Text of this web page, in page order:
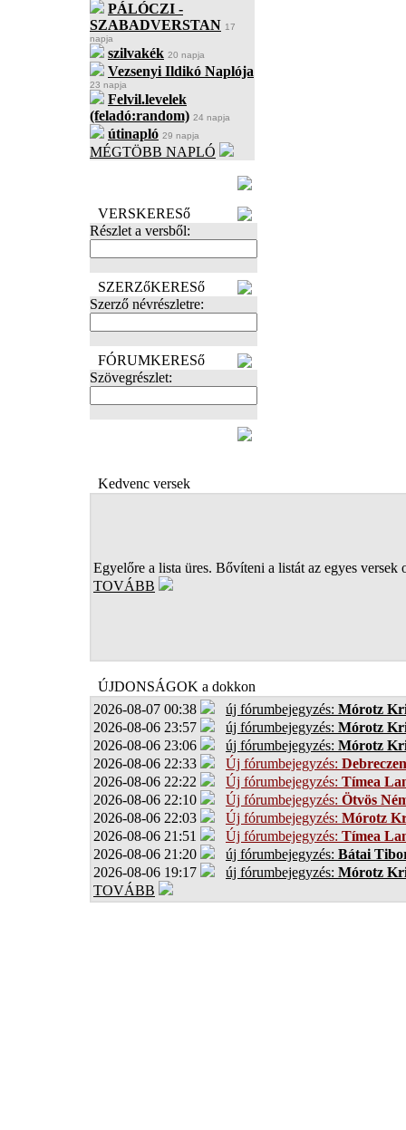
PÁLÓCZI -
SZABADVERSTAN 17
napja
szilvakék 20 napja
Vezsenyi Ildikó Naplója
23 napja
Felvil.levelek
(feladó:random) 24 napja
útinapló 29 napja
MÉGTÖBB NAPLÓ
VERSKERESő
Részlet a versből:
SZERZőKERESő
Szerző névrészletre:
FÓRUMKERESő
Szövegrészlet:
Kedvenc versek
Egyelőre a lista üres. Bővíteni a listát az egyes versek
TOVÁBB
ÚJDONSÁGOK a dokkon
2026-08-07 00:38
új fórumbejegyzés: Mórotz
2026-08-06 23:57
új fórumbejegyzés: Mórotz
2026-08-06 23:06
új fórumbejegyzés: Mórotz
2026-08-06 22:33
Új fórumbejegyzés:
2026-08-06 22:22
Új fórumbejegyzés: Tímea
2026-08-06 22:10
Új fórumbejegyzés: Ötvös
2026-08-06 22:03
Új fórumbejegyzés: Mórotz
2026-08-06 21:51
Új fórumbejegyzés: Tímea
2026-08-06 21:20
új fórumbejegyzés: Bátai
2026-08-06 19:17
új fórumbejegyzés: Mórotz
TOVÁBB